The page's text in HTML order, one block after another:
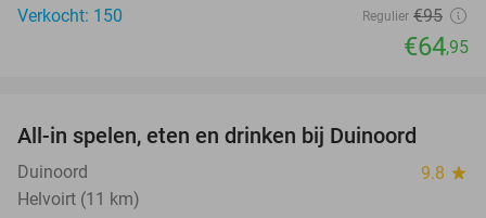
Verkocht: 150
Regulier €95
€64,95
All-in spelen, eten en drinken bij Duinoord
Duinoord 9.8 star
Helvoirt (11 km)